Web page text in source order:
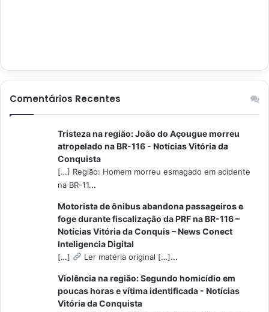
Comentários Recentes
Tristeza na região: João do Açougue morreu
atropelado na BR-116 - Notícias Vitória da
Conquista
[…] Região: Homem morreu esmagado em acidente
na BR-11...
Motorista de ônibus abandona passageiros e
foge durante fiscalização da PRF na BR-116 –
Notícias Vitória da Conquis – News Conect
Inteligencia Digital
[…] Ler matéria original […]...
Violência na região: Segundo homicídio em
poucas horas e vítima identificada - Notícias
Vitória da Conquista